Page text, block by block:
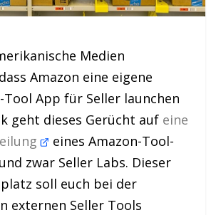
Medien
Amazon eine eigene
App für Seller launchen
geht dieses Gerücht auf eine
eines Amazon-Tool-
zwar Seller Labs. Dieser
soll euch bei der
externen Seller Tools